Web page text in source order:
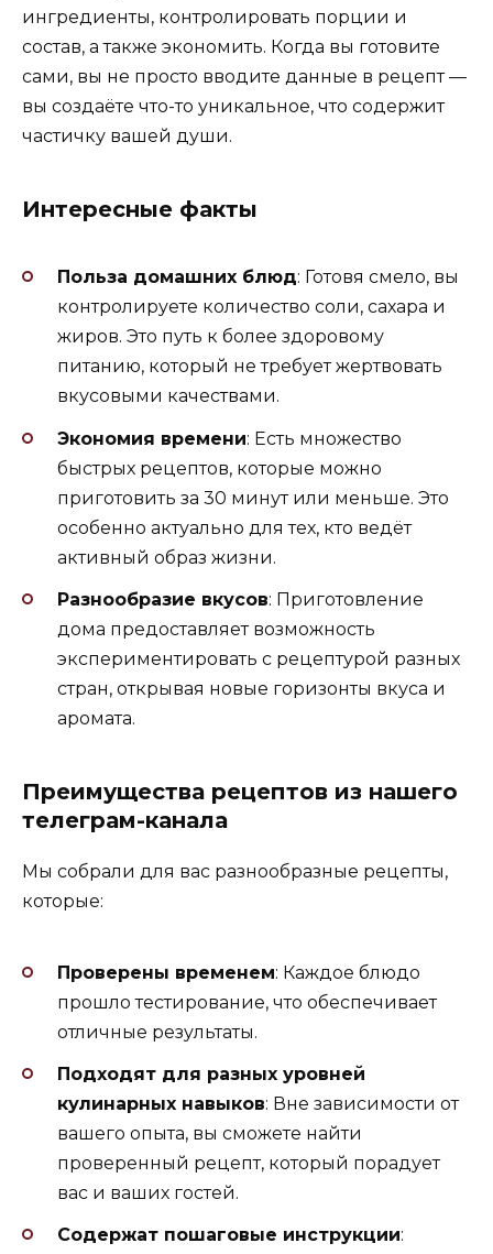
ингредиенты, контролировать порции и
состав, а также экономить. Когда вы готовите
сами, вы не просто вводите данные в рецепт —
вы создаёте что-то уникальное, что содержит
частичку вашей души.
Интересные факты
Польза домашних блюд: Готовя смело, вы
контролируете количество соли, сахара и
жиров. Это путь к более здоровому
питанию, который не требует жертвовать
вкусовыми качествами.
Экономия времени: Есть множество
быстрых рецептов, которые можно
приготовить за 30 минут или меньше. Это
особенно актуально для тех, кто ведёт
активный образ жизни.
Разнообразие вкусов: Приготовление
дома предоставляет возможность
экспериментировать с рецептурой разных
стран, открывая новые горизонты вкуса и
аромата.
Преимущества рецептов из нашего
телеграм-канала
Мы собрали для вас разнообразные рецепты,
которые:
Проверены временем: Каждое блюдо
прошло тестирование, что обеспечивает
отличные результаты.
Подходят для разных уровней
кулинарных навыков: Вне зависимости от
вашего опыта, вы сможете найти
проверенный рецепт, который порадует
вас и ваших гостей.
Содержат пошаговые инструкции: